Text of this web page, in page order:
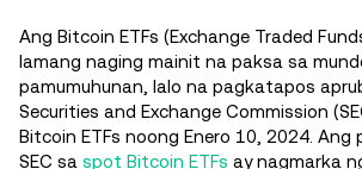
Ang Bitcoin ETFs (Exchange Traded
lamang naging mainit na paksa sa
pamumuhunan, lalo na pagkatapos
Securities and Exchange Commission
Bitcoin ETFs noong Enero 10, 2024. Ang
SEC sa spot Bitcoin ETFs ay nagmarka